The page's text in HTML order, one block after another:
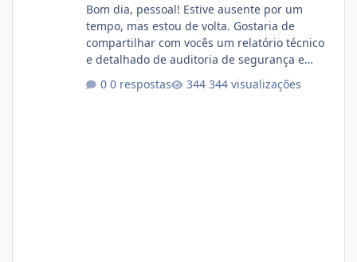
Bom dia, pessoal! Estive ausente por um
tempo, mas estou de volta. Gostaria de
compartilhar com vocês um relatório técnico
e detalhado de auditoria de segurança e
conformidade referente ao VOXPANEL (versão
atualmente em circulação e comercialização
0 respostas 344 visualizações